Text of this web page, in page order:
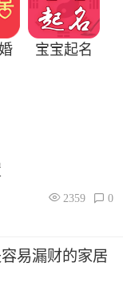
宝宝起名
2359 0
易漏财的家居